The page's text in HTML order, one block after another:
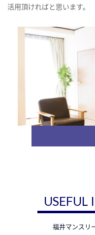
活用頂ければと思います。
USEFUL
福井マンスリ